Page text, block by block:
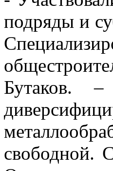
подряды и
Бутаков.
свободной.